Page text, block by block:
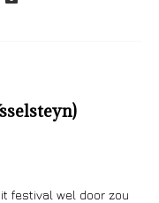
festival wel door zou